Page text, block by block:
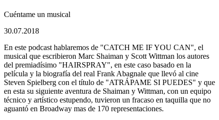
Cuéntame un musical
30.07.2018
En este podcast hablaremos de "CATCH ME IF YOU CAN", el
musical que escribieron Marc Shaiman y Scott Wittman los autores
del premiadísimo "HAIRSPRAY", en este caso basado en la
película y la biografía del real Frank Abagnale que llevó al cine
Steven Spielberg con el título de "ATRÁPAME SI PUEDES" y que
en esta su siguiente aventura de Shaiman y Wittman, con un equipo
técnico y artístico estupendo, tuvieron un fracaso en taquilla que no
aguantó en Broadway mas de 170 representaciones.